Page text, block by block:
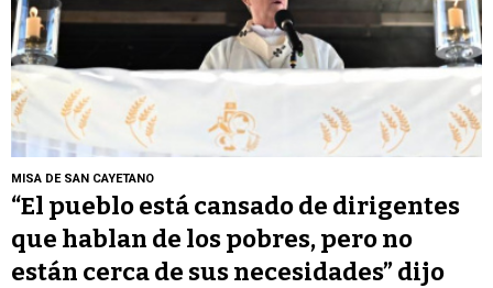
MISA DE SAN CAYETANO
“El pueblo está cansado de dirigentes
que hablan de los pobres, pero no
están cerca de sus necesidades” dijo